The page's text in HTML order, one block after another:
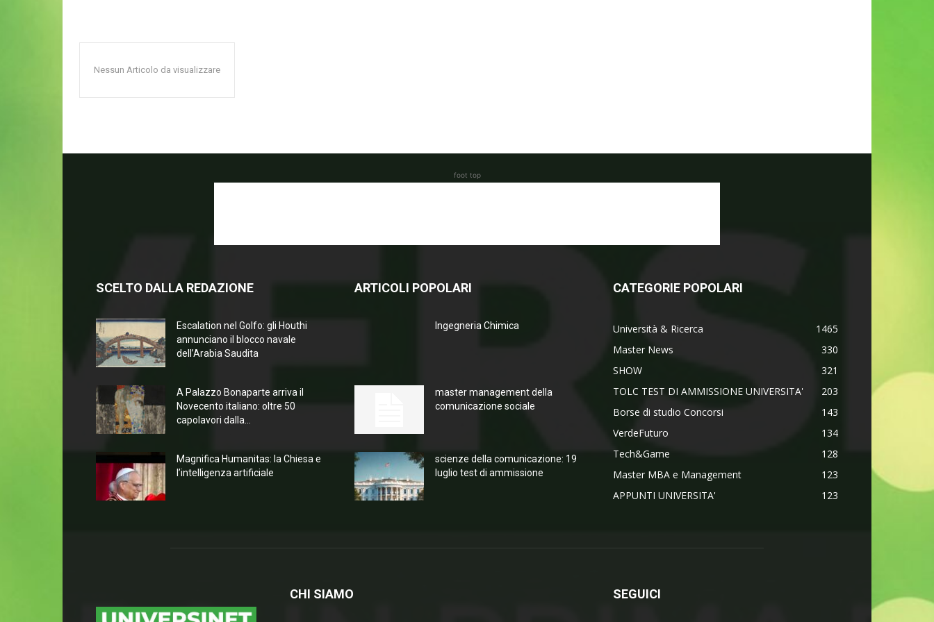
Nessun Articolo da visualizzare
foot top
SCELTO DALLA REDAZIONE
Escalation nel Golfo: gli Houthi
annunciano il blocco navale
dell’Arabia Saudita
A Palazzo Bonaparte arriva il
Novecento italiano: oltre 50
capolavori dalla...
Magnifica Humanitas: la Chiesa e
l’intelligenza artificiale
ARTICOLI POPOLARI
Ingegneria Chimica
master management della
comunicazione sociale
scienze della comunicazione: 19
luglio test di ammissione
CATEGORIE POPOLARI
Università & Ricerca
1465
Master News
330
SHOW
321
TOLC TEST DI AMMISSIONE UNIVERSITA'
203
Borse di studio Concorsi
143
VerdeFuturo
134
Tech&Game
128
Master MBA e Management
123
APPUNTI UNIVERSITA'
123
CHI SIAMO SEGUICI